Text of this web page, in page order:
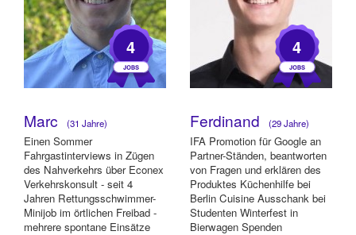
4
Marc (31 Jahre)
Einen Sommer
Fahrgastinterviews in Zügen
des Nahverkehrs über Econex
Verkehrskonsult - seit 4
Jahren Rettungsschwimmer-
Minijob im örtlichen Freibad -
mehrere spontane Einsätze
4
Ferdinand (29 Jahre)
IFA Promotion für Google an
Partner-Ständen, beantworten
von Fragen und erklären des
Produktes Küchenhilfe bei
Berlin Cuisine Ausschank bei
Studenten Winterfest in
Bierwagen Spenden